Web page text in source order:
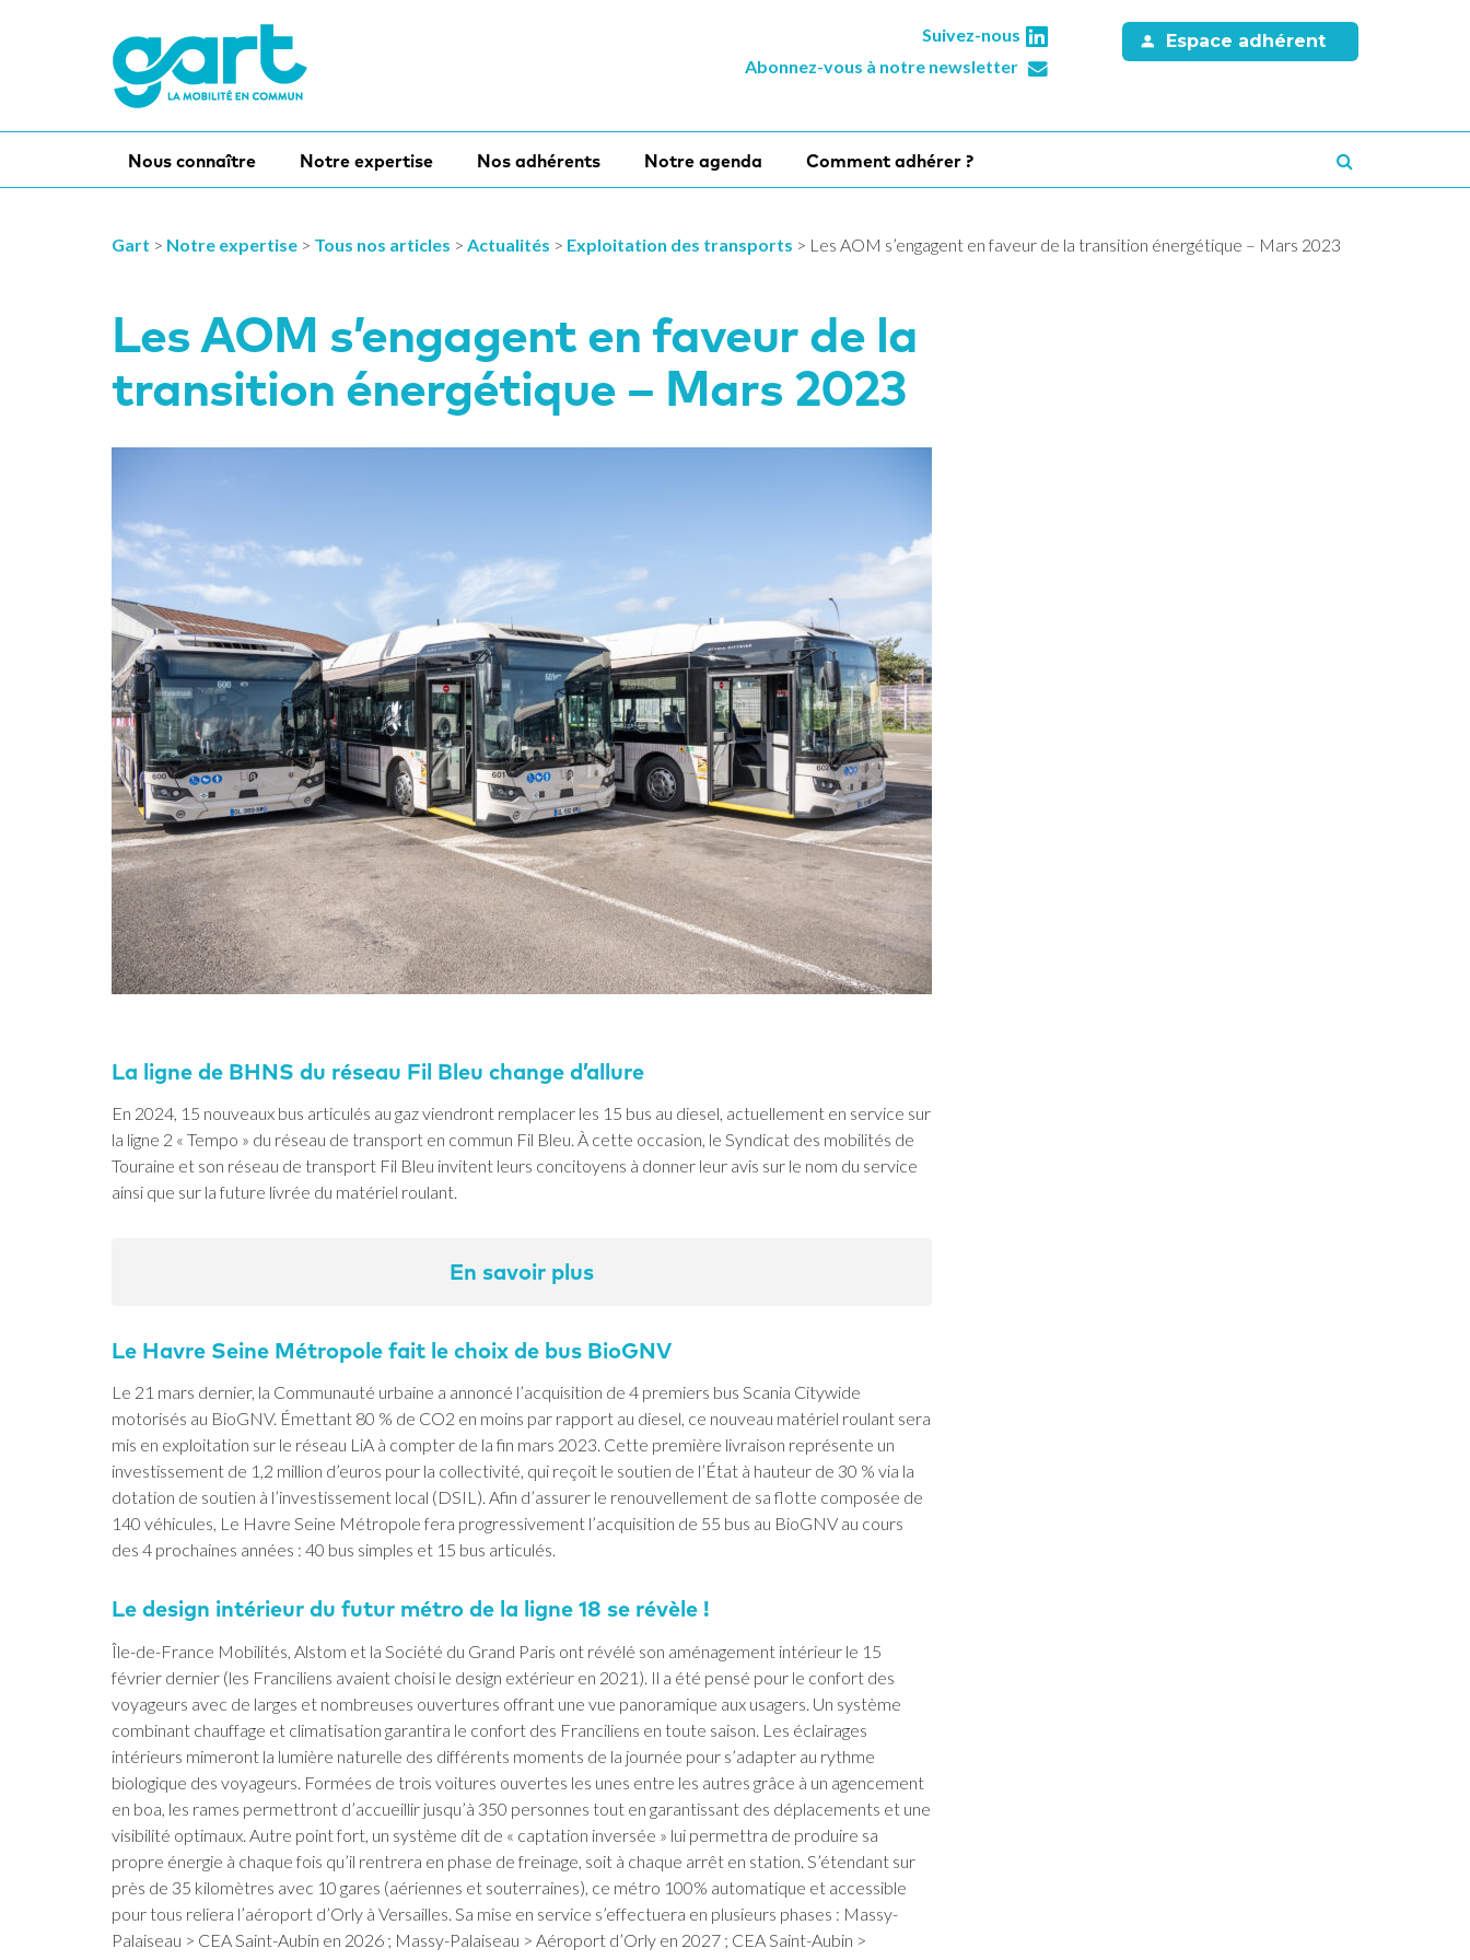
Suivez-nous
Abonnez-vous à notre newsletter
Espace adhérent
Nous connaître Notre expertise Nos adhérents Notre agenda Comment adhérer ?
Gart > Notre expertise > Tous nos articles > Actualités > Exploitation des transports > Les AOM s’engagent en faveur de la transition énergétique – Mars 2023
Les AOM s’engagent en faveur de la
transition énergétique – Mars 2023
La ligne de BHNS du réseau Fil Bleu change d’allure
En 2024, 15 nouveaux bus articulés au gaz viendront remplacer les 15 bus au diesel, actuellement en service sur
la ligne 2 « Tempo » du réseau de transport en commun Fil Bleu. À cette occasion, le Syndicat des mobilités de
Touraine et son réseau de transport Fil Bleu invitent leurs concitoyens à donner leur avis sur le nom du service
ainsi que sur la future livrée du matériel roulant.
En savoir plus
Le Havre Seine Métropole fait le choix de bus BioGNV
Le 21 mars dernier, la Communauté urbaine a annoncé l’acquisition de 4 premiers bus Scania Citywide
motorisés au BioGNV. Émettant 80 % de CO2 en moins par rapport au diesel, ce nouveau matériel roulant sera
mis en exploitation sur le réseau LiA à compter de la fin mars 2023. Cette première livraison représente un
investissement de 1,2 million d’euros pour la collectivité, qui reçoit le soutien de l’État à hauteur de 30 % via la
dotation de soutien à l’investissement local (DSIL). Afin d’assurer le renouvellement de sa flotte composée de
140 véhicules, Le Havre Seine Métropole fera progressivement l’acquisition de 55 bus au BioGNV au cours
des 4 prochaines années : 40 bus simples et 15 bus articulés.
Le design intérieur du futur métro de la ligne 18 se révèle !
Île-de-France Mobilités, Alstom et la Société du Grand Paris ont révélé son aménagement intérieur le 15
février dernier (les Franciliens avaient choisi le design extérieur en 2021). Il a été pensé pour le confort des
voyageurs avec de larges et nombreuses ouvertures offrant une vue panoramique aux usagers. Un système
combinant chauffage et climatisation garantira le confort des Franciliens en toute saison. Les éclairages
intérieurs mimeront la lumière naturelle des différents moments de la journée pour s’adapter au rythme
biologique des voyageurs. Formées de trois voitures ouvertes les unes entre les autres grâce à un agencement
en boa, les rames permettront d’accueillir jusqu’à 350 personnes tout en garantissant des déplacements et une
visibilité optimaux. Autre point fort, un système dit de « captation inversée » lui permettra de produire sa
propre énergie à chaque fois qu’il rentrera en phase de freinage, soit à chaque arrêt en station. S’étendant sur
près de 35 kilomètres avec 10 gares (aériennes et souterraines), ce métro 100% automatique et accessible
pour tous reliera l’aéroport d’Orly à Versailles. Sa mise en service s’effectuera en plusieurs phases : Massy-
Palaiseau > CEA Saint-Aubin en 2026 ; Massy-Palaiseau > Aéroport d’Orly en 2027 ; CEA Saint-Aubin >